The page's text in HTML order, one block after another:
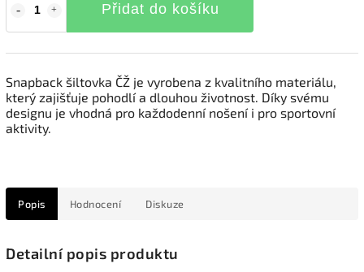
Přidat do košíku
Snapback šiltovka ČŽ je vyrobena z kvalitního materiálu,
který zajišťuje pohodlí a dlouhou životnost. Díky svému
designu je vhodná pro každodenní nošení i pro sportovní
aktivity.
Popis Hodnocení Diskuze
Detailní popis produktu